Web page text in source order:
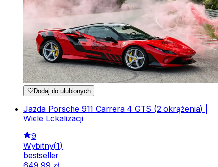
Dodaj do ulubionych
Jazda Porsche 911 Carrera 4 GTS (2 okrążenia) |
Wiele Lokalizacji
9
Wybitny(1)
bestseller